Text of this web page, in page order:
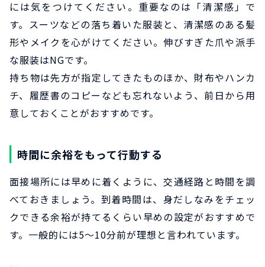
には気をつけてください。重要なのは「清潔感」で
す。スーツなどの落ち着いた服装と、清潔感のある髪
形やメイクを心がけてください。伸びすぎた爪や派手
な服装はNGです。
持ち物は先方が指定してきたものほか、財布やハンカ
チ、履歴書のコピーなども忘れないよう、前日から用
意しておくことがおすすめです。
時間に余裕をもって行動する
面接場所には早めに着くように、交通経路と時間を調
べておきましょう。到着時間は、身だしなみをチェッ
クできる余裕が持てるくらい早めの設定がおすすめで
す。一般的には5～10分前が理想と言われています。